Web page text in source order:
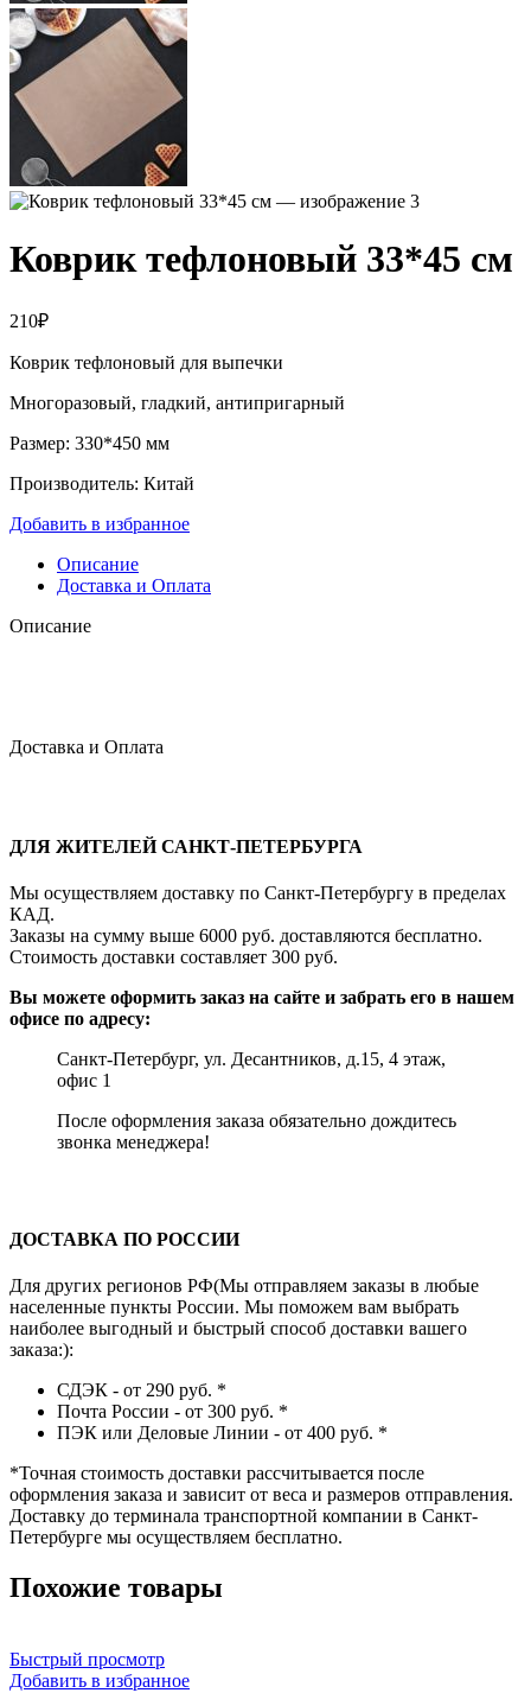
Коврик тефлоновый 33*45 см
210₽
Коврик тефлоновый для выпечки
Многоразовый, гладкий, антипригарный
Размер: 330*450 мм
Производитель: Китай
Добавить в избранное
Описание
Доставка и Оплата
Описание
Доставка и Оплата
ДЛЯ ЖИТЕЛЕЙ САНКТ-ПЕТЕРБУРГА
Мы осуществляем доставку по Санкт-Петербургу в пределах
КАД.
Заказы на сумму выше 6000 руб. доставляются бесплатно.
Стоимость доставки составляет 300 руб.
Вы можете оформить заказ на сайте и забрать его в нашем
офисе по адресу:
Санкт-Петербург, ул. Десантников, д.15, 4 этаж,
офис 1
После оформления заказа обязательно дождитесь
звонка менеджера!
ДОСТАВКА ПО РОССИИ
Для других регионов РФ(Мы отправляем заказы в любые
населенные пункты России. Мы поможем вам выбрать
наиболее выгодный и быстрый способ доставки вашего
заказа:):
СДЭК - от 290 руб. *
Почта России - от 300 руб. *
ПЭК или Деловые Линии - от 400 руб. *
*Точная стоимость доставки рассчитывается после
оформления заказа и зависит от веса и размеров отправления.
Доставку до терминала транспортной компании в Санкт-
Петербурге мы осуществляем бесплатно.
Похожие товары
Быстрый просмотр
Добавить в избранное